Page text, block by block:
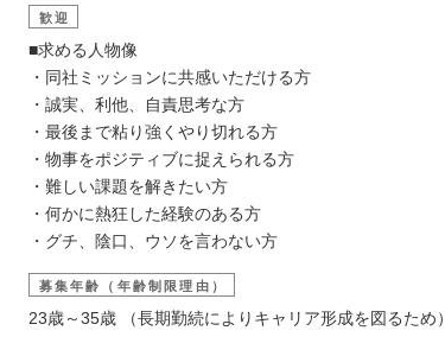
歓迎
■求める人物像
・同社ミッションに共感いただける方
・誠実、利他、自責思考な方
・最後まで粘り強くやり切れる方
・物事をポジティブに捉えられる方
・難しい課題を解きたい方
・何かに熱狂した経験のある方
・グチ、陰口、ウソを言わない方
募集年齢（年齢制限理由）
23歳～35歳 （長期勤続によりキャリア形成を図るため）